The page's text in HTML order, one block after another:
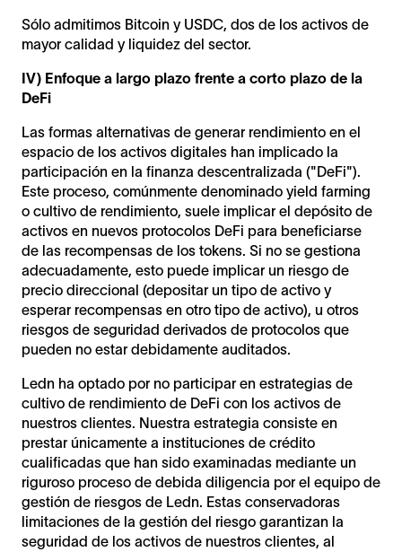
Sólo admitimos Bitcoin y USDC, dos de los activos de
mayor calidad y liquidez del sector.
IV) Enfoque a largo plazo frente a corto plazo de la
DeFi
Las formas alternativas de generar rendimiento en el
espacio de los activos digitales han implicado la
participación en la finanza descentralizada ("DeFi").
Este proceso, comúnmente denominado yield farming
o cultivo de rendimiento, suele implicar el depósito de
activos en nuevos protocolos DeFi para beneficiarse
de las recompensas de los tokens. Si no se gestiona
adecuadamente, esto puede implicar un riesgo de
precio direccional (depositar un tipo de activo y
esperar recompensas en otro tipo de activo), u otros
riesgos de seguridad derivados de protocolos que
pueden no estar debidamente auditados.
Ledn ha optado por no participar en estrategias de
cultivo de rendimiento de DeFi con los activos de
nuestros clientes. Nuestra estrategia consiste en
prestar únicamente a instituciones de crédito
cualificadas que han sido examinadas mediante un
riguroso proceso de debida diligencia por el equipo de
gestión de riesgos de Ledn. Estas conservadoras
limitaciones de la gestión del riesgo garantizan la
seguridad de los activos de nuestros clientes, al